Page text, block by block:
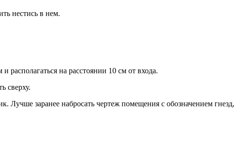
нестись в нем.
на расстоянии 10 см от входа.
сверху.
Лучше заранее набросать чертеж помещения с обозначением гнезд,